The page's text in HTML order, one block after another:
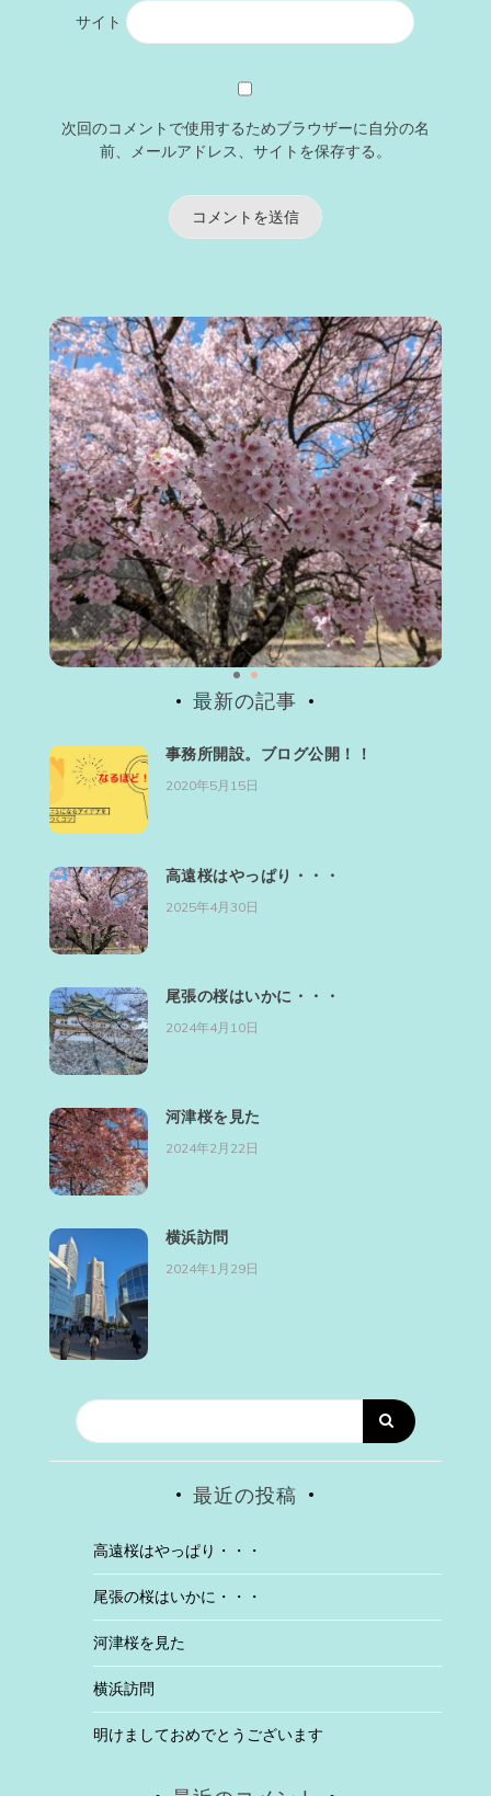
サイト
次回のコメントで使用するためブラウザーに自分の名
前、メールアドレス、サイトを保存する。
最新の記事
事務所開設。ブログ公開！！
2020年5月15日
高遠桜はやっぱり・・・
2025年4月30日
尾張の桜はいかに・・・
2024年4月10日
河津桜を見た
2024年2月22日
横浜訪問
2024年1月29日
最近の投稿
高遠桜はやっぱり・・・
尾張の桜はいかに・・・
河津桜を見た
横浜訪問
明けましておめでとうございます